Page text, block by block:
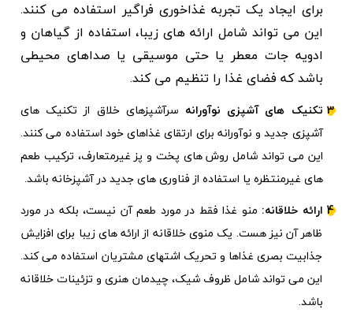
برای ایجاد یک تجربه غذاخوری فراگیر استفاده می کنند.
این می تواند شامل ارائه های زیبا، استفاده از گیاهان و
ادویه جات معطر یا حتی موسیقی یا صداهای محیطی
باشد که فضای غذا را تنظیم می کند.
تکنیک های آشپزی نوآورانه سرآشپزهای خلاق از تکنیک های
آشپزی جدید و نوآورانه برای ارتقای غذاهای خود استفاده می کنند.
این می تواند شامل روش های پخت و پز غیرمتعارف، ترکیب طعم
های غیرمنتظره یا استفاده از فناوری های جدید در آشپزخانه باشد.
ارائه خلاقانه: منو غذا فقط در مورد طعم آن نیست، بلکه در مورد
ظاهر آن نیز هست. یک منوی خلاقانه از ارائه های زیبا برای افزایش
جذابیت بصری غذاها و تحریک اشتهای مشتریان استفاده می کند.
این می تواند شامل ظروف شیک، چیدمان هنری و تزئینات خلاقانه
باشد.